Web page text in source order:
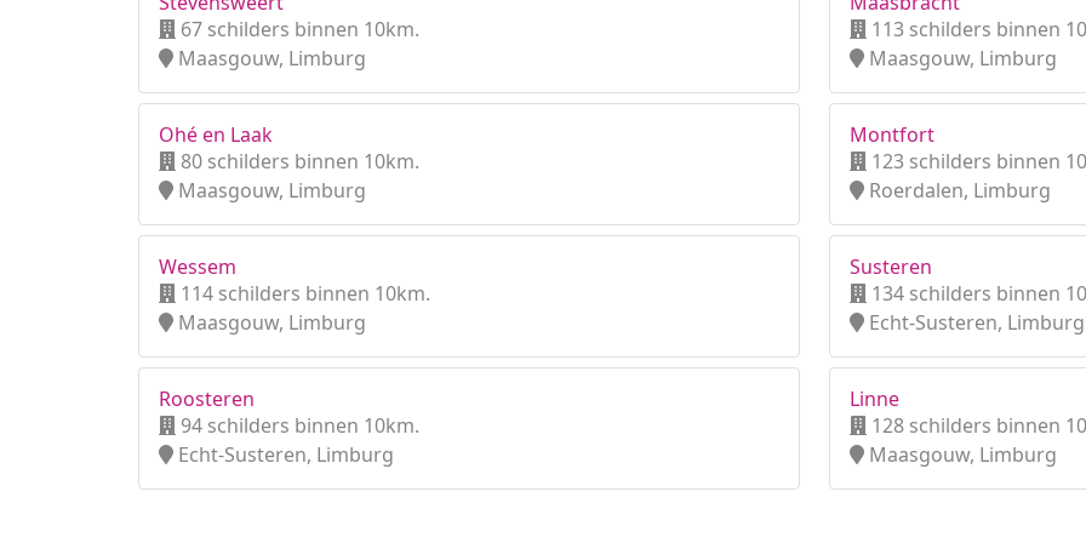
67 schilders binnen 10km.
Maasgouw, Limburg
113 schilders binnen
Maasgouw, Limburg
Ohé en Laak
80 schilders binnen 10km.
Maasgouw, Limburg
Montfort
123 schilders binnen
Roerdalen, Limburg
Wessem
114 schilders binnen 10km.
Maasgouw, Limburg
Susteren
134 schilders binnen
Echt-Susteren, Limburg
Roosteren
94 schilders binnen 10km.
Echt-Susteren, Limburg
Linne
128 schilders binnen
Maasgouw, Limburg